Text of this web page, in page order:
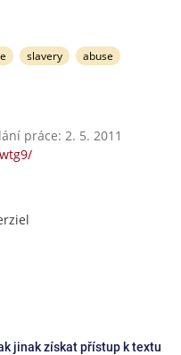
slavery
abuse
práce: 2. 5. 2011
jinak získat přístup k textu